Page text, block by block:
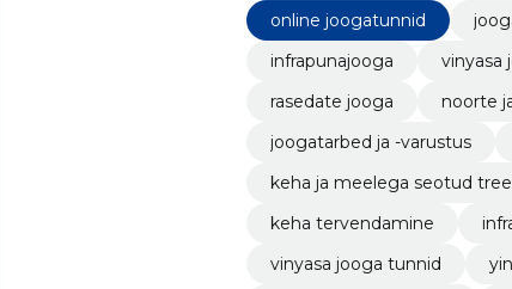
online joogatunnid
infrapunajooga
vinyasa
rasedate jooga
noorte
joogatarbed ja -varustus
keha ja meelega seotud
keha tervendamine
vinyasa jooga tunnid